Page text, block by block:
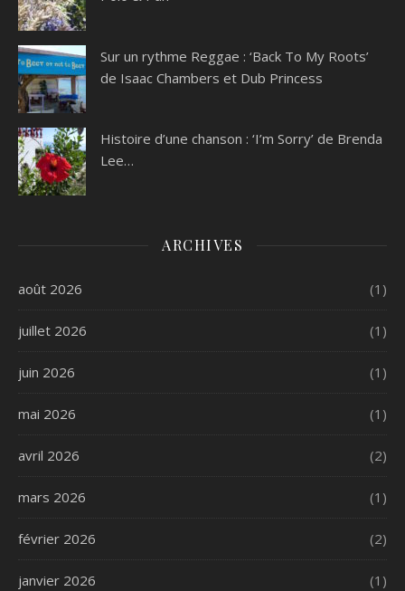
Sur un rythme Reggae : ‘Back To My Roots’
de Isaac Chambers et Dub Princess
Histoire d’une chanson : ‘I’m Sorry’ de Brenda
Lee…
ARCHIVES
août 2026 (1)
juillet 2026 (1)
juin 2026 (1)
mai 2026 (1)
avril 2026 (2)
mars 2026 (1)
février 2026 (2)
janvier 2026 (1)